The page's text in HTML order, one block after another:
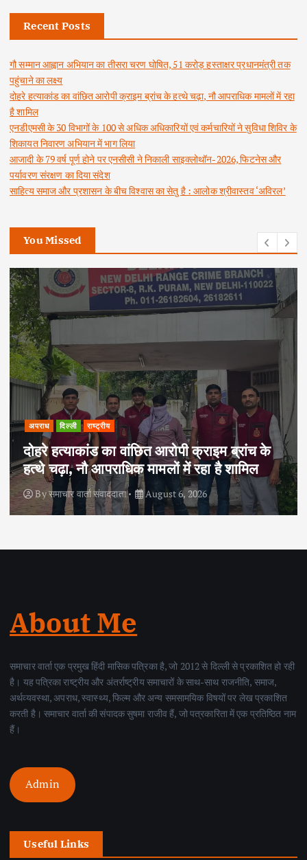
Recent Posts
गौ सम्मान आह्वान अभियान का तीसरा चरण घोषित, 51 करोड़ हस्ताक्षर प्रधानमंत्री तक
पहुंचाने का लक्ष्य
दोहरे हत्याकांड का वांछित आरोपी क्राइम ब्रांच के हत्थे चढ़ा, नौ आपराधिक मामलों में रहा
है शामिल
एनडीएमसी के 30 विभागों के 100 से अधिक अधिकारियों एवं कर्मचारियों ने सुविधा शिविर के
शिकायत निवारण अभियान में भाग लिया
आजादी के 79 वर्ष पूर्ण होने पर एनसीसी ने निकाली साइक्लोथॉन-2026, फिटनेस और
पर्यावरण संरक्षण का दिया संदेश
साहित्य समाज और प्रशासन के बीच विश्वास का सेतु है : आलोक श्रीवास्तव ‘अविरल’
You Missed
ब्रांच के
है शामिल
दिल्ली समान्य
एनडीएमसी के 30 विभागों के 100
अधिकारियों एवं कर्मचारियों ने सुविधा
शिकायत निवारण अभियान में भाग
Byसमाचार वार्ता संवाददाता August 2, 2026
About Me
समाचार वार्ता एक प्रमुख हिंदी मासिक पत्रिका है, जो 2012 से दिल्ली से प्रकाशित हो रही
है। यह पत्रिका राष्ट्रीय और अंतर्राष्ट्रीय समाचारों के साथ-साथ राजनीति, समाज,
अर्थव्यवस्था, अपराध, स्वास्थ्य, फिल्म और अन्य समसामयिक विषयों पर लेख प्रकाशित
करती है। समाचार वार्ता की संपादक सुषमा राजीव हैं, जो पत्रकारिता में एक प्रतिष्ठित नाम
हैं।
Admin
Useful Links